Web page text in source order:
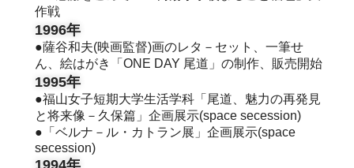
作戦
1996年
●薩谷和夫(映画監督)画のレタ－セット、一筆せ
ん、絵はがき「ONE DAY 尾道」の制作、販売開始
1995年
●福山女子短期大学生活学科「尾道、魅力の再発見
と将来像－久保篇」企画展示(space secession)
●「ベルナ－ル・カトラン展」企画展示(space
secession)